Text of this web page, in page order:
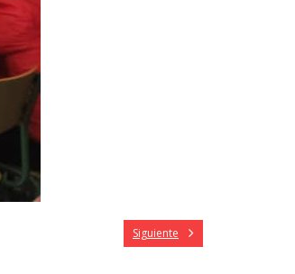
Siguiente